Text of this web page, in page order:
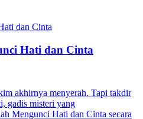
Hati dan Cinta
akhirnya menyerah. Tapi takdir
gadis misteri yang
Mengunci Hati dan Cinta secara